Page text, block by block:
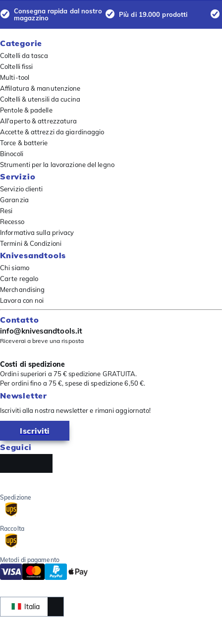
Consegna rapida dal nostro
magazzino
Più di 19.000 prodotti
Categorie
Coltelli da tasca
Coltelli fissi
Multi-tool
Affilatura & manutenzione
Coltelli & utensili da cucina
Pentole & padelle
All'aperto & attrezzatura
Accette & attrezzi da giardinaggio
Torce & batterie
Binocoli
Strumenti per la lavorazione del legno
Servizio
Servizio clienti
Garanzia
Resi
Recesso
Informativa sulla privacy
Termini & Condizioni
Knivesandtools
Chi siamo
Carte regalo
Merchandising
Lavora con noi
Contatto
info@knivesandtools.it
Riceverai a breve una risposta
Costi di spedizione
Ordini superiori a 75 € spedizione GRATUITA.
Per ordini fino a 75 €, spese di spedizione 6,50 €.
Newsletter
Iscriviti alla nostra newsletter e rimani aggiornato!
Iscriviti
Seguici
Spedizione
Raccolta
Metodi di pagamento
Italia